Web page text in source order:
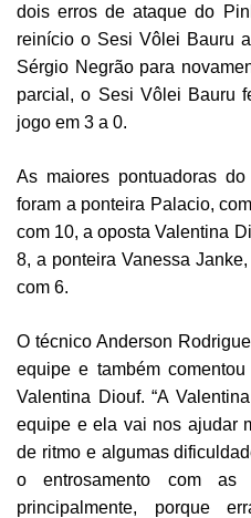
dois erros de ataque do
reinício o Sesi Vôlei Bauru
Sérgio Negrão para
parcial, o Sesi Vôlei Bauru
jogo em 3 a 0.
As maiores pontuadoras
foram a ponteira Palacio,
com 10, a oposta Valentina
8, a ponteira Vanessa
com 6.
O técnico Anderson
equipe e também
Valentina Diouf. “A
equipe e ela vai nos ajudar
de ritmo e algumas
o entrosamento com as
principalmente, porque